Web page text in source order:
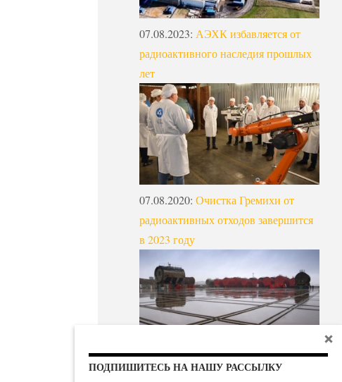
07.08.2023: АЭХК избавляется от
радиоактивного наследия прошлых
лет
07.08.2020: Очистка Гремихи от
радиоактивных отходов завершится
в 2023 году
ПОДПИШИТЕСЬ НА НАШУ РАССЫЛКУ